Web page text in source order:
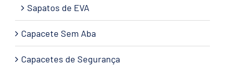
Sapatos de EVA
Capacete Sem Aba
Capacetes de Segurança